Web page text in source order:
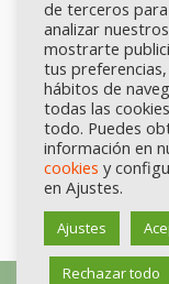
Calidad
de terceros
analizar
mostrarte
tus
hábitos de
todas las
todo. Puedes
información en
cookies y
en Ajustes.
Ajustes
Rechazar todo